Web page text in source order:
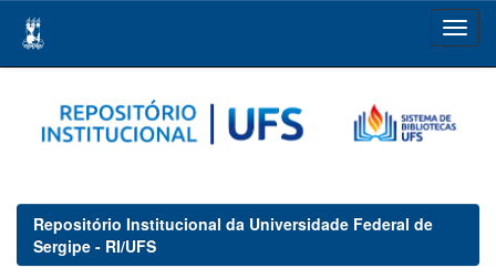
navigation
Repositório Institucional da Universidade Federal de
Sergipe - RI/UFS